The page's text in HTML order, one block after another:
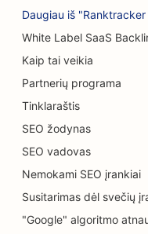
Atsitiktinio
SEO kilimų ir
SEO automobilių
Valymo paslaugų
SEO kačių
Cheminio šveitimo
Daugiau iš "Ranktracker
White Label SaaS
Kaip tai veikia
Partnerių programa
Tinklaraštis
SEO žodynas
SEO vadovas
Nemokami SEO įrankiai
Susitarimas dėl svečių
"Google" algoritmo